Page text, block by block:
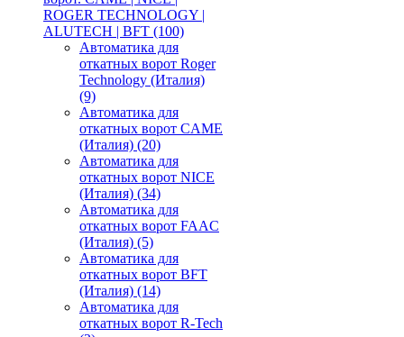
ROGER TECHNOLOGY |
ALUTECH | BFT (100)
Автоматика для
откатных ворот Roger
Technology (Италия)
(9)
Автоматика для
откатных ворот CAME
(Италия) (20)
Автоматика для
откатных ворот NICE
(Италия) (34)
Автоматика для
откатных ворот FAAC
(Италия) (5)
Автоматика для
откатных ворот BFT
(Италия) (14)
Автоматика для
откатных ворот R-Tech